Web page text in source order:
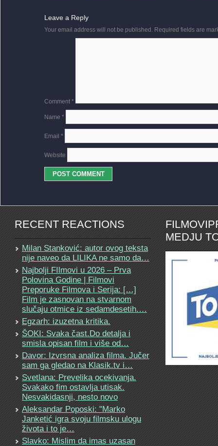
Leave a Reply
Your email address will not be published. Required fields are
Comment *
Name *
Email *
Website
RECENT REACTIONS
Milan Stanković: autor ovog teksta
nije naveo da LILIKA ne samo da…
Najbolji FIlmovi u 2026 – Prva
Polovina Godine | Filmovi
Preporuke Filmova i Serija: […]
Film je zasnovan na stvarnom
slučaju otmice iz sedamdesetih.…
Egzarh: izuzetna kritika.
ŠOKI: Svaka čast.Do detalja i
smisla opisan film i više od…
Davor: Izvrsna analiza filma. Jučer
sam ga gledao na Klasik.tv i…
Svetlana: Prevelika ocekivanja.
Svakako fim ostavlja utisak.
Nesvakidasnji, nesto novo
Aleksandar Poposki: "Marko
Janketić igra svoju filmsku ulogu
života i to je…
Slavko: Mislim da imas uzasan
MEDJU